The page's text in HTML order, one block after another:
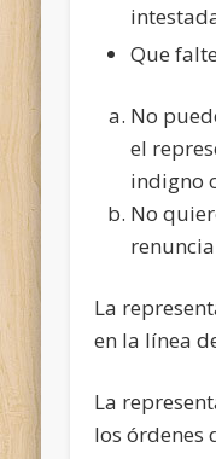
Que
No
el
indigno
No
La
en la línea
La
los órdenes